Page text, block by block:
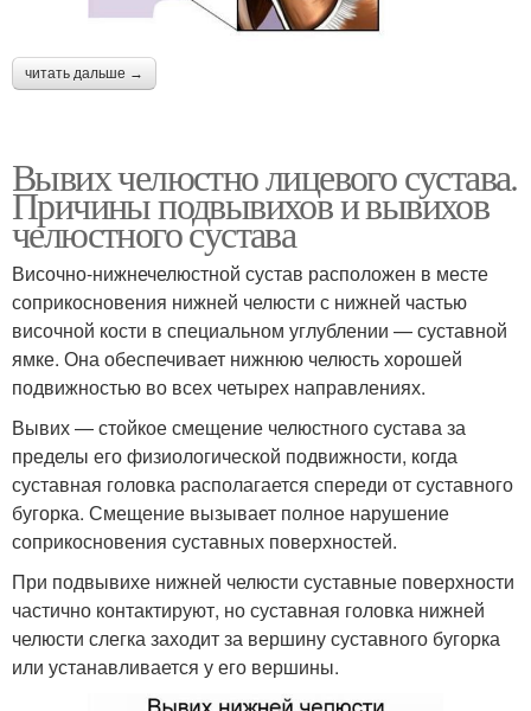
читать дальше →
Вывих челюстно лицевого сустава.
Причины подвывихов и вывихов
челюстного сустава
Височно-нижнечелюстной сустав расположен в месте
соприкосновения нижней челюсти с нижней частью
височной кости в специальном углублении — суставной
ямке. Она обеспечивает нижнюю челюсть хорошей
подвижностью во всех четырех направлениях.
Вывих — стойкое смещение челюстного сустава за
пределы его физиологической подвижности, когда
суставная головка располагается спереди от суставного
бугорка. Смещение вызывает полное нарушение
соприкосновения суставных поверхностей.
При подвывихе нижней челюсти суставные поверхности
частично контактируют, но суставная головка нижней
челюсти слегка заходит за вершину суставного бугорка
или устанавливается у его вершины.